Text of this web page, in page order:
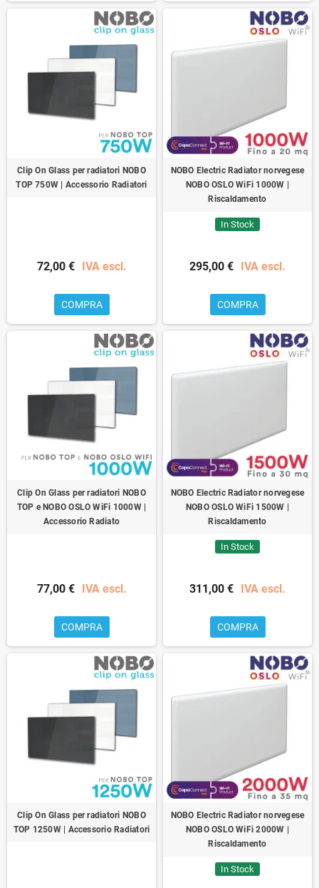
Clip On Glass per radiatori NOBO
TOP 750W | Accessorio Radiatori
72,00 € IVA escl.
COMPRA
NOBO Electric Radiator norvegese
NOBO OSLO WiFi 1000W |
Riscaldamento
In Stock
295,00 € IVA escl.
COMPRA
Clip On Glass per radiatori NOBO
TOP e NOBO OSLO WiFi 1000W |
Accessorio Radiato
77,00 € IVA escl.
COMPRA
NOBO Electric Radiator norvegese
NOBO OSLO WiFi 1500W |
Riscaldamento
In Stock
311,00 € IVA escl.
COMPRA
Clip On Glass per radiatori NOBO
TOP 1250W | Accessorio Radiatori
NOBO Electric Radiator norvegese
NOBO OSLO WiFi 2000W |
Riscaldamento
In Stock